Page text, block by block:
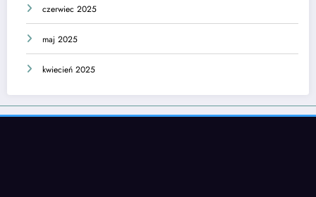
czerwiec 2025
maj 2025
kwiecień 2025